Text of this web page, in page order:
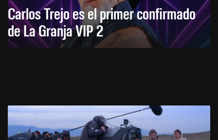
Carlos Trejo es el primer confirmado
de La Granja VIP 2